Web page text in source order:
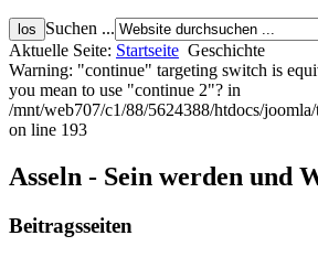
Suchen ...
Aktuelle Seite: Startseite Geschichte
Warning: "continue" targeting switch is
you mean to use "continue 2"? in
/mnt/web707/c1/88/5624388/htdocs/
on line 193
Asseln - Sein werden und
Beitragsseiten